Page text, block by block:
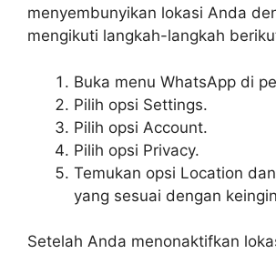
menyembunyikan lokasi Anda
mengikuti langkah-langkah
Buka menu WhatsApp di
Pilih opsi Settings.
Pilih opsi Account.
Pilih opsi Privacy.
Temukan opsi Location
yang sesuai dengan
Setelah Anda menonaktifkan